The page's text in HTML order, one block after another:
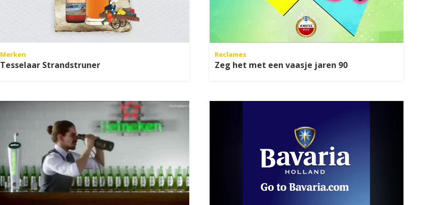
Merken
Tesselaar Strandstruner
Reclames
Zeg het met een vaasje jaren 90